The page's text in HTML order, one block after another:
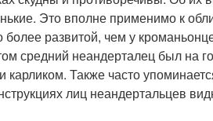
Это вполне применимо к
развитой, чем у
средний неандерталец был на
Также часто
лиц неандертальцев